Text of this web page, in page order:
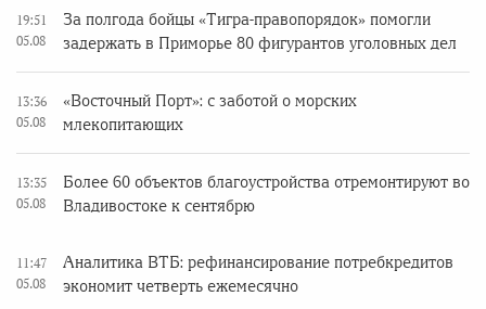
19:51
05.08
За полгода бойцы «Тигра-правопорядок» помогли
задержать в Приморье 80 фигурантов уголовных дел
13:36
05.08
«Восточный Порт»: с заботой о морских
млекопитающих
13:35
05.08
Более 60 объектов благоустройства отремонтируют во
Владивостоке к сентябрю
11:47
05.08
Аналитика ВТБ: рефинансирование потребкредитов
экономит четверть ежемесячно